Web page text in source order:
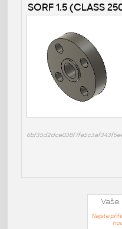
SORF 1.5 (CLASS
Nejste